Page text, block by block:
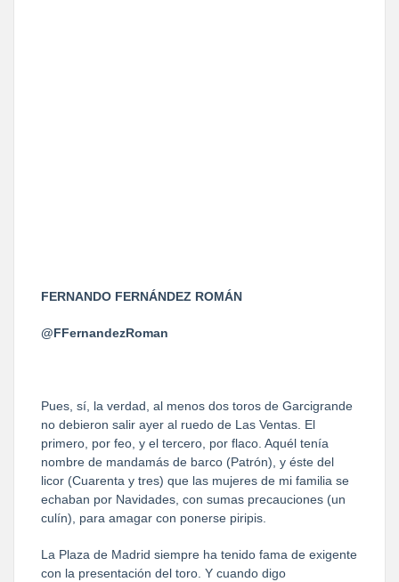
FERNANDO FERNÁNDEZ ROMÁN
@FFernandezRoman
Pues, sí, la verdad, al menos dos toros de Garcigrande
no debieron salir ayer al ruedo de Las Ventas. El
primero, por feo, y el tercero, por flaco. Aquél tenía
nombre de mandamás de barco (Patrón), y éste del
licor (Cuarenta y tres) que las mujeres de mi familia se
echaban por Navidades, con sumas precauciones (un
culín), para amagar con ponerse piripis.
La Plaza de Madrid siempre ha tenido fama de exigente
con la presentación del toro. Y cuando digo